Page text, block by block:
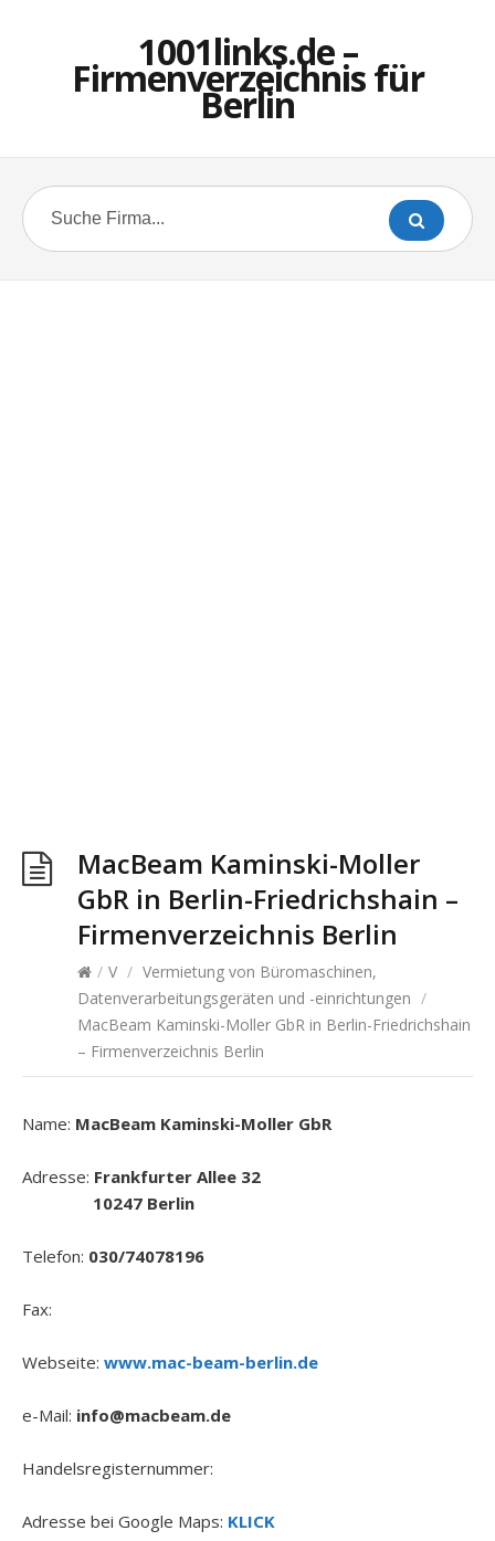
1001links.de –
Firmenverzeichnis für
Berlin
MacBeam Kaminski-Moller
GbR in Berlin-Friedrichshain –
Firmenverzeichnis Berlin
/ V / Vermietung von Büromaschinen,
Datenverarbeitungsgeräten und -einrichtungen /
MacBeam Kaminski-Moller GbR in Berlin-Friedrichshain
– Firmenverzeichnis Berlin
Name: MacBeam Kaminski-Moller GbR
Adresse: Frankfurter Allee 32
10247 Berlin
Telefon: 030/74078196
Fax:
Webseite: www.mac-beam-berlin.de
e-Mail: info@macbeam.de
Handelsregisternummer:
Adresse bei Google Maps: KLICK